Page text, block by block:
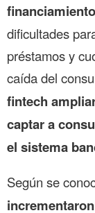
financiamiento
dificultades
préstamos y
caída del
fintech
captar a
el sistema
Según se